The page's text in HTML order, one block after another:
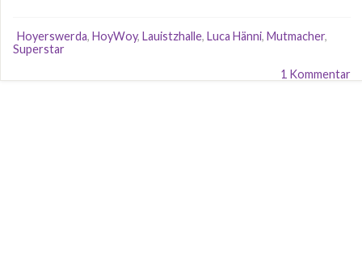
Hoyerswerda, HoyWoy, Lauistzhalle, Luca Hänni, Mutmacher,
Superstar
1 Kommentar